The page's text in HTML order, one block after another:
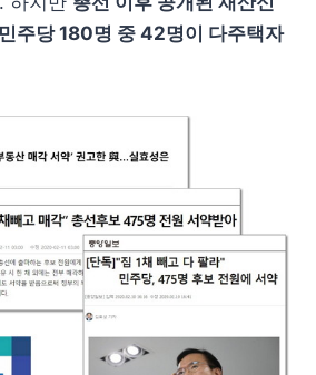
민주당 180명 중 42명이 다주택자